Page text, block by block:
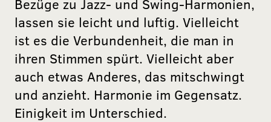
Bezüge zu Jazz- und Swing-Harmonien,
lassen sie leicht und luftig. Vielleicht
ist es die Verbundenheit, die man in
ihren Stimmen spürt. Vielleicht aber
auch etwas Anderes, das mitschwingt
und anzieht. Harmonie im Gegensatz.
Einigkeit im Unterschied.